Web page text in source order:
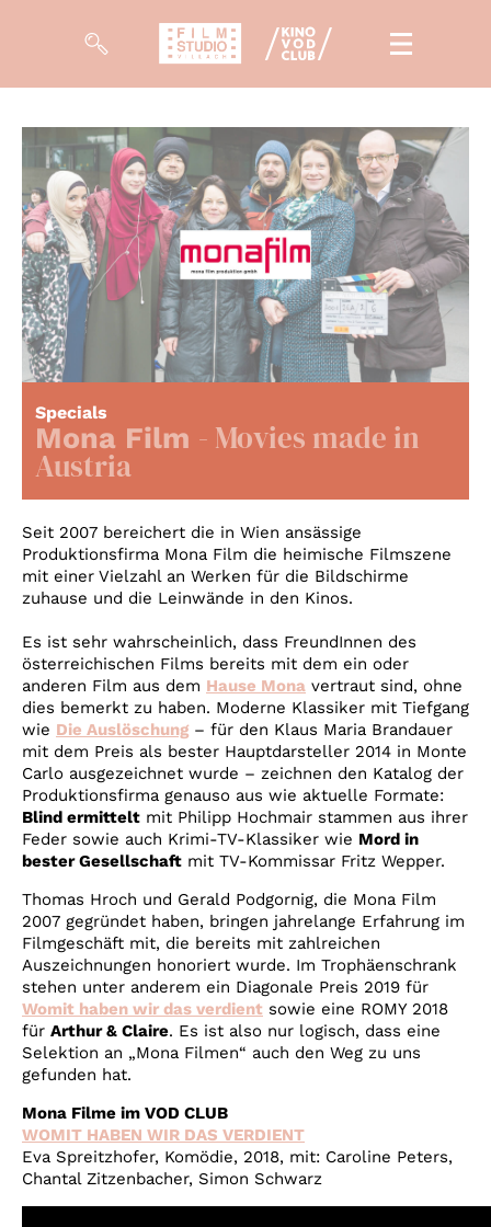
Filme
Magazin
Kuratierungen
Events
So geht’s
Filmpakete
Gutscheine
& Filmpässe
Account
Suche
Specials
Mona Film - Movies made in
Austria
Seit 2007 bereichert die in Wien ansässige
Produktionsfirma Mona Film die heimische Filmszene
mit einer Vielzahl an Werken für die Bildschirme
zuhause und die Leinwände in den Kinos.
Es ist sehr wahrscheinlich, dass FreundInnen des
österreichischen Films bereits mit dem ein oder
anderen Film aus dem Hause Mona vertraut sind, ohne
dies bemerkt zu haben. Moderne Klassiker mit Tiefgang
wie Die Auslöschung– für den Klaus Maria Brandauer
mit dem Preis als bester Hauptdarsteller 2014 in Monte
Carlo ausgezeichnet wurde – zeichnen den Katalog der
Produktionsfirma genauso aus wie aktuelle Formate:
Blind ermittelt mit Philipp Hochmair stammen aus ihrer
Feder sowie auch Krimi-TV-Klassiker wie Mord in
bester Gesellschaft mit TV-Kommissar Fritz Wepper.
Thomas Hroch und Gerald Podgornig, die Mona Film
2007 gegründet haben, bringen jahrelange Erfahrung im
Filmgeschäft mit, die bereits mit zahlreichen
Auszeichnungen honoriert wurde. Im Trophäenschrank
stehen unter anderem ein Diagonale Preis 2019 für
Womit haben wir das verdient sowie eine ROMY 2018
für Arthur & Claire. Es ist also nur logisch, dass eine
Selektion an „Mona Filmen“ auch den Weg zu uns
gefunden hat.
Mona Filme im VOD CLUB
WOMIT HABEN WIR DAS VERDIENT
Eva Spreitzhofer, Komödie, 2018, mit: Caroline Peters,
Chantal Zitzenbacher, Simon Schwarz